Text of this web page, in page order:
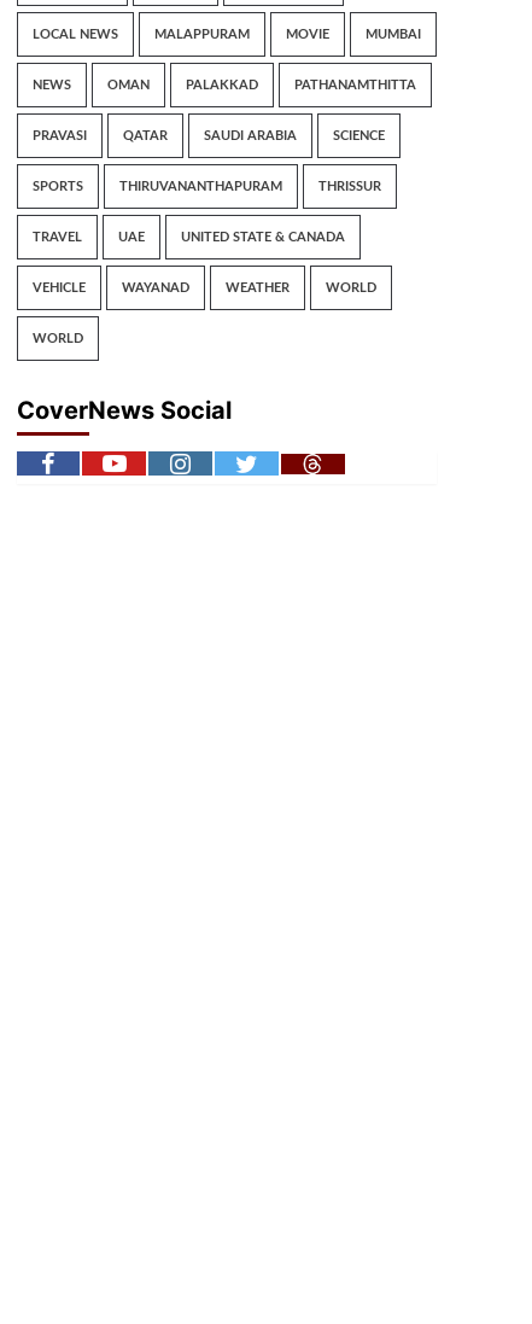
LOCAL NEWS MALAPPURAM MOVIE MUMBAI
NEWS OMAN PALAKKAD PATHANAMTHITTA
PRAVASI QATAR SAUDI ARABIA SCIENCE
SPORTS THIRUVANANTHAPURAM THRISSUR
TRAVEL UAE UNITED STATE & CANADA
VEHICLE WAYANAD WEATHER WORLD
WORLD
CoverNews Social